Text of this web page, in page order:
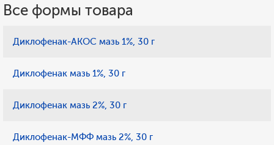
Все формы товара
Диклофенак-АКОС мазь 1%, 30 г
Диклофенак мазь 1%, 30 г
Диклофенак мазь 2%, 30 г
Диклофенак-МФФ мазь 2%, 30 г